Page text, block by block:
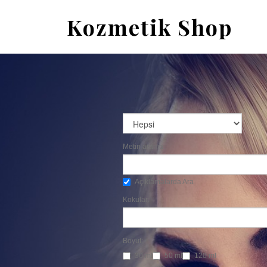
Kozmetik Shop
Metin arama:
Açıklamalarda Ara
Kokular:
Boyut:
50 ml 120 ml